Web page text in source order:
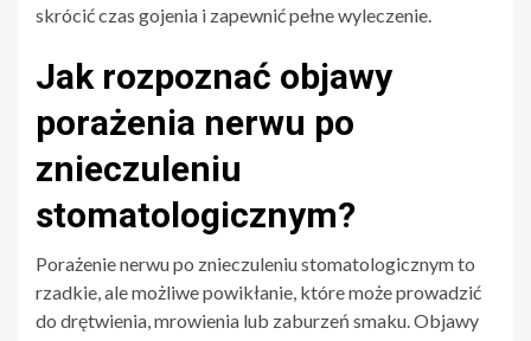
skrócić czas gojenia i zapewnić pełne wyleczenie.
Jak rozpoznać objawy
porażenia nerwu po
znieczuleniu
stomatologicznym?
Porażenie nerwu po znieczuleniu stomatologicznym to
rzadkie, ale możliwe powikłanie, które może prowadzić
do drętwienia, mrowienia lub zaburzeń smaku. Objawy